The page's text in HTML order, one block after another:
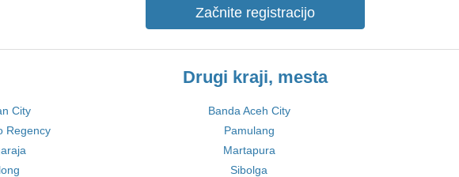
Začnite registracijo
Drugi kraji, mesta
City Banda Aceh City
Regency
Pamulang
Martapura
Sibolga